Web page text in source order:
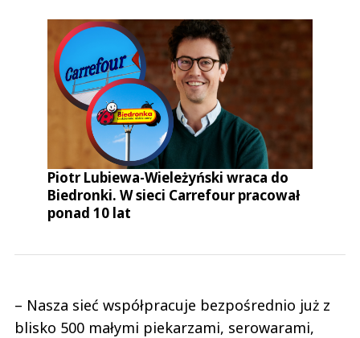
Piotr Lubiewa-Wieleżyński wraca do
Biedronki. W sieci Carrefour pracował
ponad 10 lat
– Nasza sieć współpracuje bezpośrednio już z
blisko 500 małymi piekarzami, serowarami,